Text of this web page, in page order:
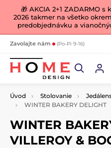
🎁 AKCIA 2+1 ZADARMO s
2026 takmer na všetko
predobjednávku a
Zavolajte nám (Po-Pi 9-16)
Úvod Stolovanie
WINTER BAKERY DELIGHT
WINTER
VILLEROY &